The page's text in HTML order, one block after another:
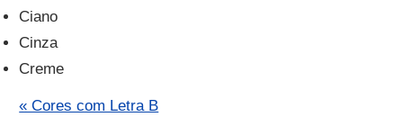
Ciano
Cinza
Creme
« Cores com Letra B